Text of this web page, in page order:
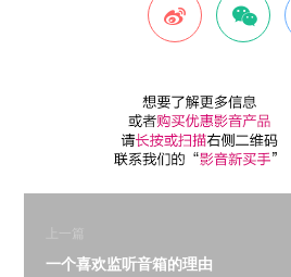
上一篇
一个喜欢监听音箱的理由